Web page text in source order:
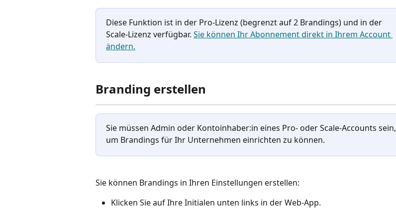
Diese Funktion ist in der Pro-Lizenz (begrenzt auf 2 Brandings) und in der
Scale-Lizenz verfügbar. Sie können Ihr Abonnement direkt in Ihrem Account
ändern.
Branding erstellen
Sie müssen Admin oder Kontoinhaber:in eines Pro- oder Scale-Accounts sein,
um Brandings für Ihr Unternehmen einrichten zu können.
Sie können Brandings in Ihren Einstellungen erstellen:
Klicken Sie auf Ihre Initialen unten links in der Web-App.